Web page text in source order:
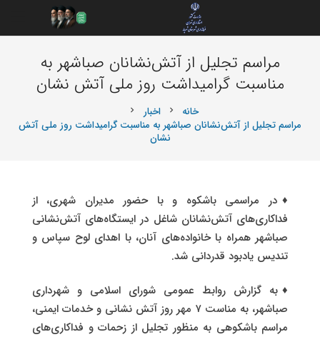
️مراسم تجلیل از آتش‌نشانان صباشهر به
مناسبت گرامیداشت روز ملی آتش نشان
خانه chevron_right اخبار chevron_right
️مراسم تجلیل از آتش‌نشانان صباشهر به مناسبت گرامیداشت روز ملی آتش
نشان
♦️در مراسمی باشکوه و با حضور مدیران شهری، از
فداکاری‌های آتش‌نشانان شاغل در ایستگاه‌های آتش‌نشانی
صباشهر همراه با خانواده‌های آنان، با اهدای لوح سپاس و
تندیس یادبود قدردانی شد.
♦️به گزارش روابط عمومی شورای اسلامی و شهرداری
صباشهر، به مناست ۷ مهر روز آتش نشانی و خدمات ایمنی،
مراسم باشکوهی به منظور تجلیل از زحمات و فداکاری‌های